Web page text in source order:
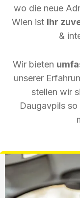
wo die neue
Wien ist Ihr
&
Wir bieten
unserer
stellen wir
Daugavpils